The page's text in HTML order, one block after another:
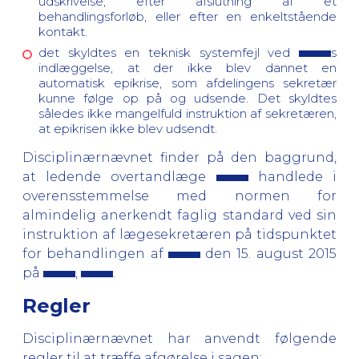
behandlingsforløb, eller efter en enkeltstående
kontakt.
det skyldtes en teknisk systemfejl ved
s
indlæggelse, at der ikke blev dannet en
automatisk epikrise, som afdelingens sekretær
kunne følge op på og udsende. Det skyldtes
således ikke mangelfuld instruktion af sekretæren,
at epikrisen ikke blev udsendt.
Disciplinærnævnet finder på den baggrund,
at ledende overtandlæge
handlede i
overensstemmelse med normen for
almindelig anerkendt faglig standard ved sin
instruktion af lægesekretæren på tidspunktet
for behandlingen af
den 15. august 2015
på
, .
Regler
Disciplinærnævnet har anvendt følgende